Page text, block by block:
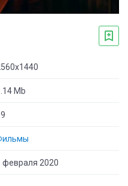
Mb
февраля 2020